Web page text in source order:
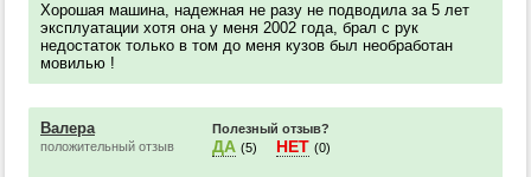
Хорошая машина, надежная не разу не подводила за 5 лет
эксплуатации хотя она у меня 2002 года, брал с рук
недостаток только в том до меня кузов был необработан
мовилью !
Валера
положительный отзыв
Полезный отзыв?
ДА (5) НЕТ (0)